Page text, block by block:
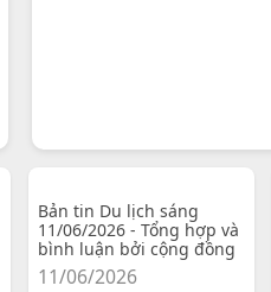
Bản tin Du lịch sáng
11/06/2026 - Tổng hợp và
bình luận bởi cộng đồng
11/06/2026